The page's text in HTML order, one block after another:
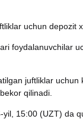
uchun depozit
foydalanuvchilar
juftliklar
qilinadi.
yil, 15:00 (UZT) da